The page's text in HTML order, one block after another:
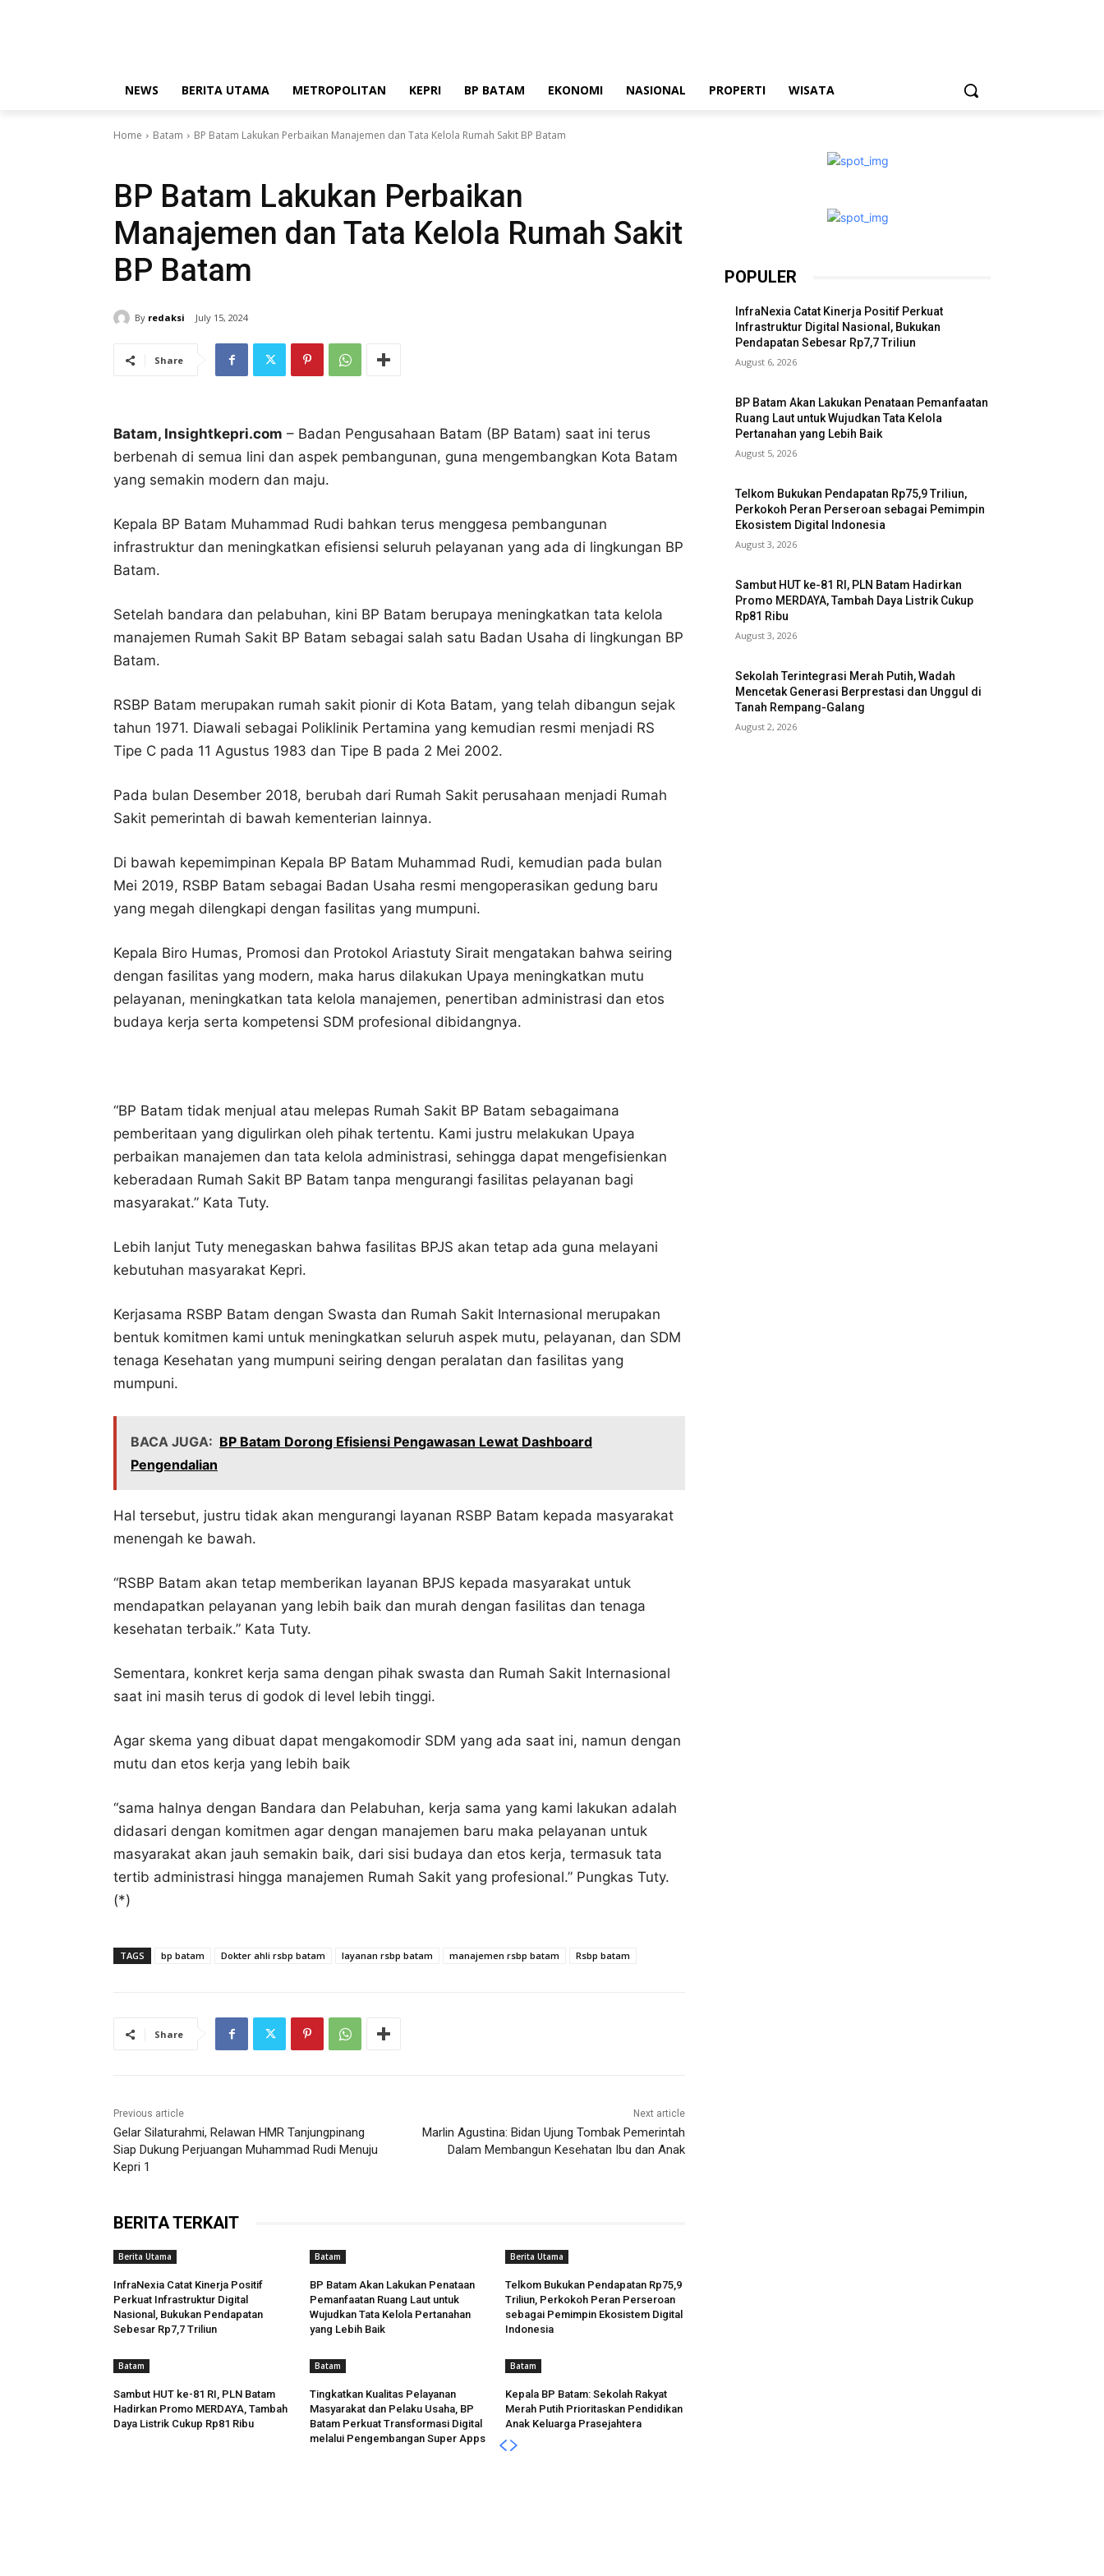
NEWS BERITA UTAMA METROPOLITAN KEPRI BP BATAM EKONOMI NASIONAL PROPERTI WISATA
Home Batam BP Batam Lakukan Perbaikan Manajemen dan Tata Kelola Rumah Sakit BP Batam
BP Batam Lakukan Perbaikan
Manajemen dan Tata Kelola Rumah Sakit
BP Batam
By redaksi July 15, 2024
Share
Batam, Insightkepri.com – Badan Pengusahaan Batam (BP Batam) saat ini terus
berbenah di semua lini dan aspek pembangunan, guna mengembangkan Kota Batam
yang semakin modern dan maju.
Kepala BP Batam Muhammad Rudi bahkan terus menggesa pembangunan
infrastruktur dan meningkatkan efisiensi seluruh pelayanan yang ada di lingkungan BP
Batam.
Setelah bandara dan pelabuhan, kini BP Batam berupaya meningkatkan tata kelola
manajemen Rumah Sakit BP Batam sebagai salah satu Badan Usaha di lingkungan BP
Batam.
RSBP Batam merupakan rumah sakit pionir di Kota Batam, yang telah dibangun sejak
tahun 1971. Diawali sebagai Poliklinik Pertamina yang kemudian resmi menjadi RS
Tipe C pada 11 Agustus 1983 dan Tipe B pada 2 Mei 2002.
Pada bulan Desember 2018, berubah dari Rumah Sakit perusahaan menjadi Rumah
Sakit pemerintah di bawah kementerian lainnya.
Di bawah kepemimpinan Kepala BP Batam Muhammad Rudi, kemudian pada bulan
Mei 2019, RSBP Batam sebagai Badan Usaha resmi mengoperasikan gedung baru
yang megah dilengkapi dengan fasilitas yang mumpuni.
Kepala Biro Humas, Promosi dan Protokol Ariastuty Sirait mengatakan bahwa seiring
dengan fasilitas yang modern, maka harus dilakukan Upaya meningkatkan mutu
pelayanan, meningkatkan tata kelola manajemen, penertiban administrasi dan etos
budaya kerja serta kompetensi SDM profesional dibidangnya.
“BP Batam tidak menjual atau melepas Rumah Sakit BP Batam sebagaimana
pemberitaan yang digulirkan oleh pihak tertentu. Kami justru melakukan Upaya
perbaikan manajemen dan tata kelola administrasi, sehingga dapat mengefisienkan
keberadaan Rumah Sakit BP Batam tanpa mengurangi fasilitas pelayanan bagi
masyarakat.” Kata Tuty.
Lebih lanjut Tuty menegaskan bahwa fasilitas BPJS akan tetap ada guna melayani
kebutuhan masyarakat Kepri.
Kerjasama RSBP Batam dengan Swasta dan Rumah Sakit Internasional merupakan
bentuk komitmen kami untuk meningkatkan seluruh aspek mutu, pelayanan, dan SDM
tenaga Kesehatan yang mumpuni seiring dengan peralatan dan fasilitas yang
mumpuni.
BACA JUGA: BP Batam Dorong Efisiensi Pengawasan Lewat Dashboard
Pengendalian
Hal tersebut, justru tidak akan mengurangi layanan RSBP Batam kepada masyarakat
menengah ke bawah.
“RSBP Batam akan tetap memberikan layanan BPJS kepada masyarakat untuk
mendapatkan pelayanan yang lebih baik dan murah dengan fasilitas dan tenaga
kesehatan terbaik.” Kata Tuty.
Sementara, konkret kerja sama dengan pihak swasta dan Rumah Sakit Internasional
saat ini masih terus di godok di level lebih tinggi.
Agar skema yang dibuat dapat mengakomodir SDM yang ada saat ini, namun dengan
mutu dan etos kerja yang lebih baik
“sama halnya dengan Bandara dan Pelabuhan, kerja sama yang kami lakukan adalah
didasari dengan komitmen agar dengan manajemen baru maka pelayanan untuk
masyarakat akan jauh semakin baik, dari sisi budaya dan etos kerja, termasuk tata
tertib administrasi hingga manajemen Rumah Sakit yang profesional.” Pungkas Tuty.
(*)
TAGS bp batam Dokter ahli rsbp batam layanan rsbp batam manajemen rsbp batam Rsbp batam
Share
Previous article
Gelar Silaturahmi, Relawan HMR Tanjungpinang
Siap Dukung Perjuangan Muhammad Rudi Menuju
Kepri 1
Next article
Marlin Agustina: Bidan Ujung Tombak Pemerintah
Dalam Membangun Kesehatan Ibu dan Anak
BERITA TERKAIT
Berita Utama
InfraNexia Catat Kinerja Positif
Perkuat Infrastruktur Digital
Nasional, Bukukan Pendapatan
Sebesar Rp7,7 Triliun
Batam
BP Batam Akan Lakukan Penataan
Pemanfaatan Ruang Laut untuk
Wujudkan Tata Kelola Pertanahan
yang Lebih Baik
Berita Utama
Telkom Bukukan Pendapatan Rp75,9
Triliun, Perkokoh Peran Perseroan
sebagai Pemimpin Ekosistem Digital
Indonesia
Batam
Sambut HUT ke-81 RI, PLN Batam
Hadirkan Promo MERDAYA, Tambah
Daya Listrik Cukup Rp81 Ribu
Batam
Tingkatkan Kualitas Pelayanan
Masyarakat dan Pelaku Usaha, BP
Batam Perkuat Transformasi Digital
melalui Pengembangan Super Apps
Batam
Kepala BP Batam: Sekolah Rakyat
Merah Putih Prioritaskan Pendidikan
Anak Keluarga Prasejahtera
POPULER
InfraNexia Catat Kinerja Positif Perkuat
Infrastruktur Digital Nasional, Bukukan
Pendapatan Sebesar Rp7,7 Triliun
August 6, 2026
BP Batam Akan Lakukan Penataan Pemanfaatan
Ruang Laut untuk Wujudkan Tata Kelola
Pertanahan yang Lebih Baik
August 5, 2026
Telkom Bukukan Pendapatan Rp75,9 Triliun,
Perkokoh Peran Perseroan sebagai Pemimpin
Ekosistem Digital Indonesia
August 3, 2026
Sambut HUT ke-81 RI, PLN Batam Hadirkan
Promo MERDAYA, Tambah Daya Listrik Cukup
Rp81 Ribu
August 3, 2026
Sekolah Terintegrasi Merah Putih, Wadah
Mencetak Generasi Berprestasi dan Unggul di
Tanah Rempang-Galang
August 2, 2026